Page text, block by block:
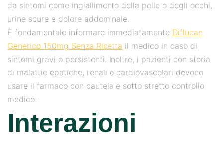
da sintomi come ingiallimento della pelle o degli occhi,
urine scure e dolore addominale.
È fondamentale informare immediatamente Diflucan
Generico 150mg Senza Ricetta il medico in caso di
sintomi gravi o persistenti. Inoltre, i pazienti con storia
di malattie epatiche, renali o cardiovascolari devono
usare il farmaco con cautela e sotto stretto controllo
medico.
Interazioni